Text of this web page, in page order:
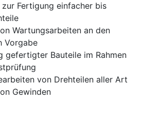
zur Fertigung einfacher bis
Wartungsarbeiten an den
Vorgabe
gefertigter Bauteile im Rahmen
von Drehteilen aller Art
Gewinden